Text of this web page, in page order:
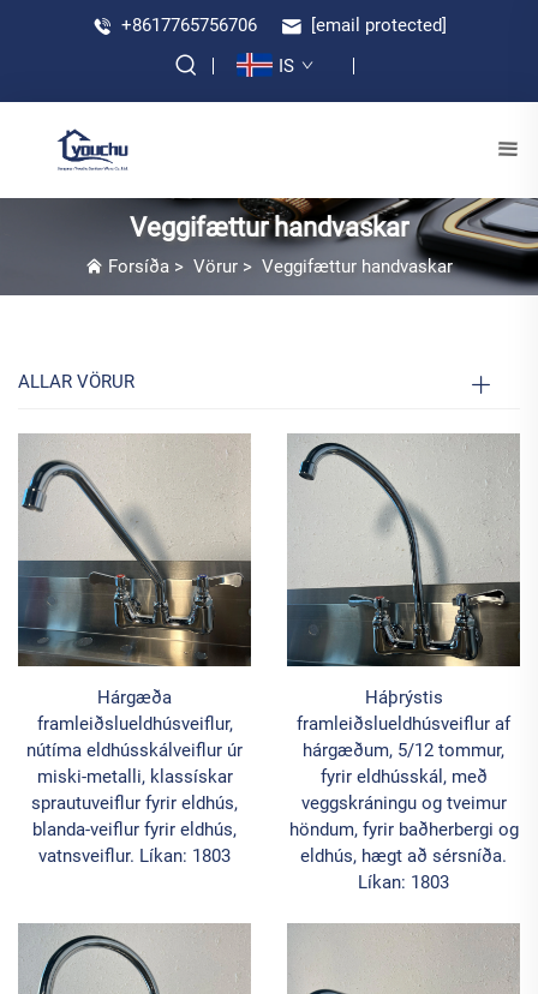
+8617765756706
[email protected]
IS
Veggifættur handvaskar
Forsíða > Vörur > Veggifættur handvaskar
ALLAR VÖRUR
Hárgæða
framleiðslueldhúsveiflur,
nútíma eldhússkálveiflur úr
miski-metalli, klassískar
sprautuveiflur fyrir eldhús,
blanda-veiflur fyrir eldhús,
vatnsveiflur. Líkan: 1803
Háþrýstis
framleiðslueldhúsveiflur af
hárgæðum, 5/12 tommur,
fyrir eldhússkál, með
veggskráningu og tveimur
höndum, fyrir baðherbergi og
eldhús, hægt að sérsníða.
Líkan: 1803